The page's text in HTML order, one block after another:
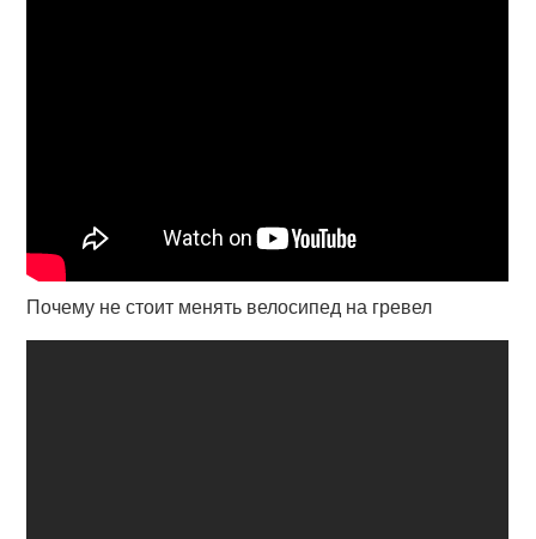
Почему не стоит менять велосипед на гревел